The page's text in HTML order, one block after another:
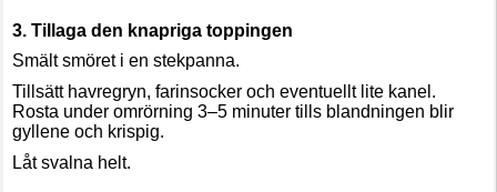
3. Tillaga den knapriga toppingen
Smält smöret i en stekpanna.
Tillsätt havregryn, farinsocker och eventuellt lite kanel.
Rosta under omrörning 3–5 minuter tills blandningen blir
gyllene och krispig.
Låt svalna helt.